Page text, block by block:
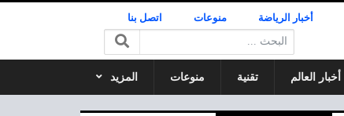
أخبار الرياضة منوعات اتصل بنا
البحث:
أخبار العالم تقنية منوعات المزيد